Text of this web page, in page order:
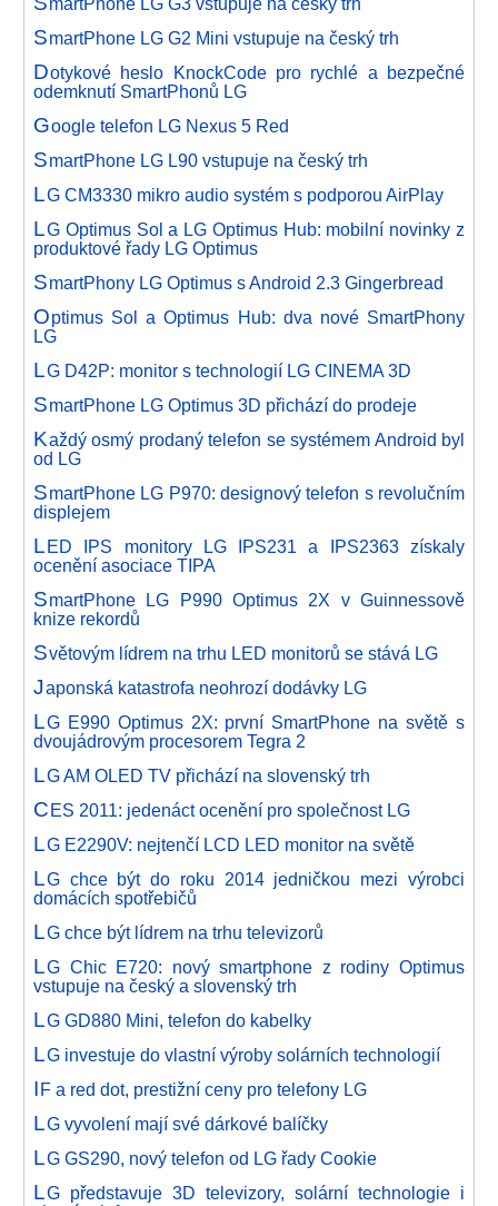
SmartPhone LG G2 Mini vstupuje na český trh
Dotykové heslo KnockCode pro rychlé a bezpečné
odemknutí SmartPhonů LG
Google telefon LG Nexus 5 Red
SmartPhone LG L90 vstupuje na český trh
LG CM3330 mikro audio systém s podporou AirPlay
LG Optimus Sol a LG Optimus Hub: mobilní novinky z
produktové řady LG Optimus
SmartPhony LG Optimus s Android 2.3 Gingerbread
Optimus Sol a Optimus Hub: dva nové SmartPhony
LG
LG D42P: monitor s technologií LG CINEMA 3D
SmartPhone LG Optimus 3D přichází do prodeje
Každý osmý prodaný telefon se systémem Android byl
od LG
SmartPhone LG P970: designový telefon s revolučním
displejem
LED IPS monitory LG IPS231 a IPS2363 získaly
ocenění asociace TIPA
SmartPhone LG P990 Optimus 2X v Guinnessově
knize rekordů
Světovým lídrem na trhu LED monitorů se stává LG
Japonská katastrofa neohrozí dodávky LG
LG E990 Optimus 2X: první SmartPhone na světě s
dvoujádrovým procesorem Tegra 2
LG AM OLED TV přichází na slovenský trh
CES 2011: jedenáct ocenění pro společnost LG
LG E2290V: nejtenčí LCD LED monitor na světě
LG chce být do roku 2014 jedničkou mezi výrobci
domácích spotřebičů
LG chce být lídrem na trhu televizorů
LG Chic E720: nový smartphone z rodiny Optimus
vstupuje na český a slovenský trh
LG GD880 Mini, telefon do kabelky
LG investuje do vlastní výroby solárních technologií
IF a red dot, prestižní ceny pro telefony LG
LG vyvolení mají své dárkové balíčky
LG GS290, nový telefon od LG řady Cookie
LG představuje 3D televizory, solární technologie i